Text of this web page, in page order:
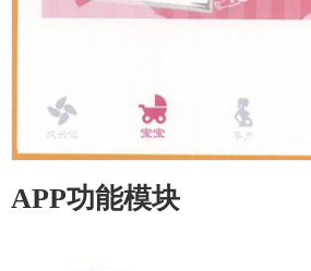
APP功能模块